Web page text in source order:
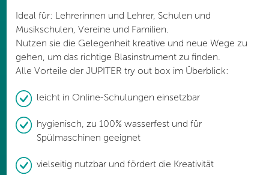
Ideal für: Lehrerinnen und Lehrer, Schulen und
Musikschulen, Vereine und Familien.
Nutzen sie die Gelegenheit kreative und neue Wege zu
gehen, um das richtige Blasinstrument zu finden.
Alle Vorteile der JUPITER try out box im Überblick:
leicht in Online-Schulungen einsetzbar
hygienisch, zu 100% wasserfest und für
Spülmaschinen geeignet
vielseitig nutzbar und fördert die Kreativität